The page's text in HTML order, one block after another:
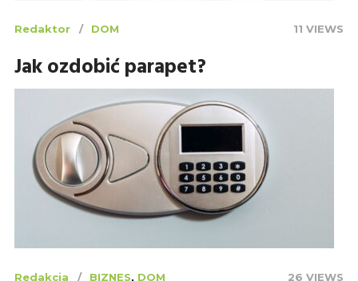
Redaktor DOM 11 VIEWS
Jak ozdobić parapet?
Redakcja BIZNES, DOM 26 VIEWS